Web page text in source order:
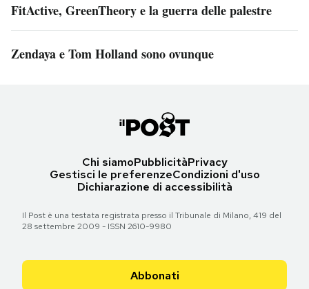
FitActive, GreenTheory e la guerra delle palestre
Zendaya e Tom Holland sono ovunque
Chi siamoPubblicitàPrivacy
Gestisci le preferenzeCondizioni d'uso
Dichiarazione di accessibilità
Il Post è una testata registrata presso il Tribunale di Milano, 419 del
28 settembre 2009 - ISSN 2610-9980
Abbonati